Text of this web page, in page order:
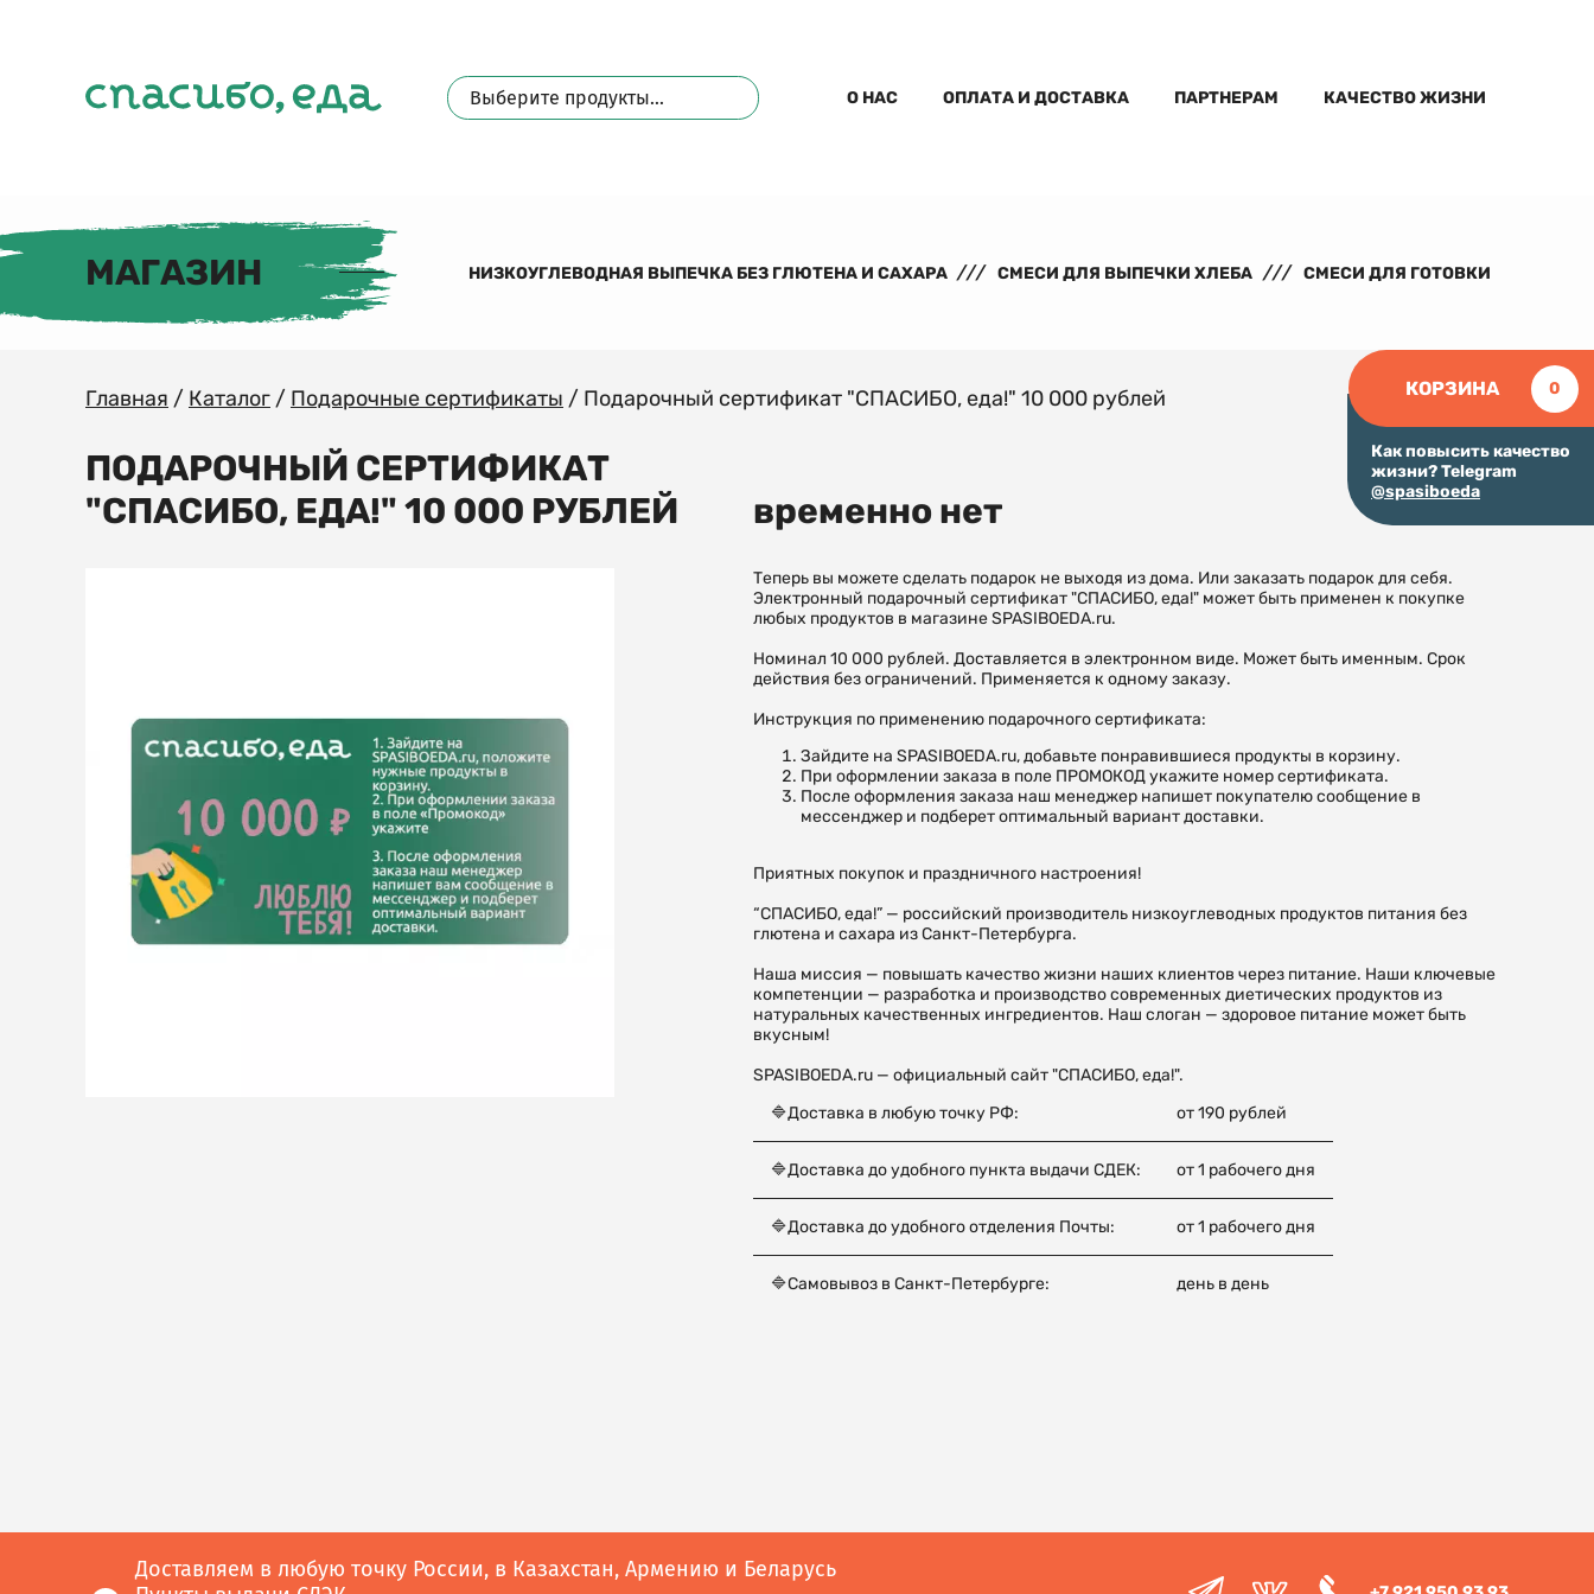
КОРЗИНА 0
Как повысить качество
жизни? Telegram
@spasiboeda
О НАС ОПЛАТА И ДОСТАВКА ПАРТНЕРАМ КАЧЕСТВО ЖИЗНИ
МАГАЗИН НИЗКОУГЛЕВОДНАЯ ВЫПЕЧКА БЕЗ ГЛЮТЕНА И САХАРА СМЕСИ ДЛЯ ВЫПЕЧКИ ХЛЕБА СМЕСИ ДЛЯ ГОТОВКИ
Главная / Каталог / Подарочные сертификаты / Подарочный сертификат "СПАСИБО, еда!" 10 000 рублей
ПОДАРОЧНЫЙ СЕРТИФИКАТ
"СПАСИБО, ЕДА!" 10 000 РУБЛЕЙ
Теперь вы можете сделать подарок не выходя из дома. Или заказать подарок для себя.
Электронный подарочный сертификат "СПАСИБО, еда!" может быть применен к покупке
любых продуктов в магазине SPASIBOEDA.ru.
Номинал 10 000 рублей. Доставляется в электронном виде. Может быть именным. Срок
действия без ограничений. Применяется к одному заказу.
Инструкция по применению подарочного сертификата:
Зайдите на SPASIBOEDA.ru, добавьте понравившиеся продукты в корзину.
При оформлении заказа в поле ПРОМОКОД укажите номер сертификата.
После оформления заказа наш менеджер напишет покупателю сообщение в
мессенджер и подберет оптимальный вариант доставки.
Приятных покупок и праздничного настроения!
“СПАСИБО, еда!” — российский производитель низкоуглеводных продуктов питания без
глютена и сахара из Санкт-Петербурга.
Наша миссия — повышать качество жизни наших клиентов через питание. Наши ключевые
компетенции — разработка и производство современных диетических продуктов из
натуральных качественных ингредиентов. Наш слоган — здоровое питание может быть
вкусным!
SPASIBOEDA.ru — официальный сайт "СПАСИБО, еда!".
🔷Доставка в любую точку РФ:
от 190 рублей
🔷Доставка до удобного пункта выдачи СДЕК: от 1 рабочего дня
🔷Доставка до удобного отделения Почты: от 1 рабочего дня
🔷Самовывоз в Санкт-Петербурге: день в день
временно нет
Доставляем в любую точку России, в Казахстан, Армению и Беларусь